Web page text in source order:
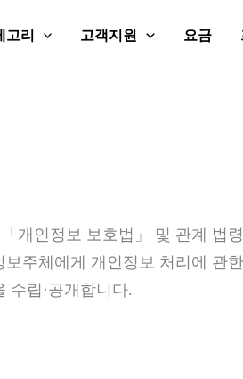
고리 고객지원 요금
개인정보 보호법」 및 관계
주체에게 개인정보 처리에 관
수립·공개합니다.